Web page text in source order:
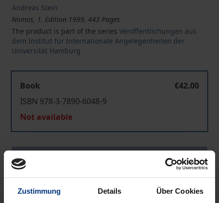
Zustimmung Details Über Cookies
Andreas Stein
Nomos, 1. Edition 1999, 443 Pages
The product is part of the series Veröffentlichungen aus
dem Institut für Internationale Angelegenheiten der
Universität Hamburg
Book
€42.00
ISBN 978-3-7890-6048-9
Not available
Delivery cost notice